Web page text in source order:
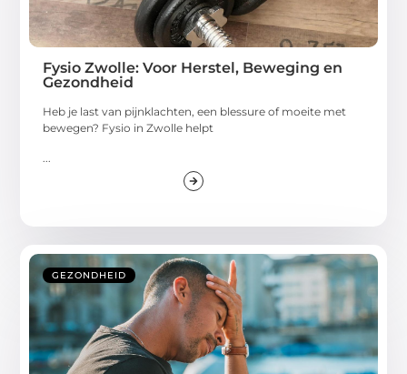
Fysio Zwolle: Voor Herstel, Beweging en
Gezondheid
Heb je last van pijnklachten, een blessure of moeite met
bewegen? Fysio in Zwolle helpt
GEZONDHEID